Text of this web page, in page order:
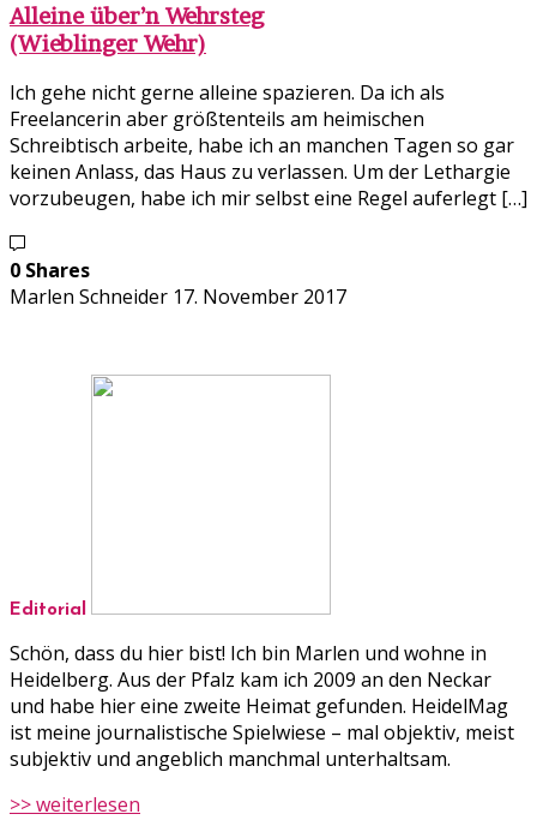
Alleine über’n Wehrsteg
(Wieblinger Wehr)
Ich gehe nicht gerne alleine spazieren. Da ich als
Freelancerin aber größtenteils am heimischen
Schreibtisch arbeite, habe ich an manchen Tagen so gar
keinen Anlass, das Haus zu verlassen. Um der Lethargie
vorzubeugen, habe ich mir selbst eine Regel auferlegt […]
0 Shares
Marlen Schneider 17. November 2017
Editorial
Schön, dass du hier bist! Ich bin Marlen und wohne in
Heidelberg. Aus der Pfalz kam ich 2009 an den Neckar
und habe hier eine zweite Heimat gefunden. HeidelMag
ist meine journalistische Spielwiese – mal objektiv, meist
subjektiv und angeblich manchmal unterhaltsam.
>> weiterlesen